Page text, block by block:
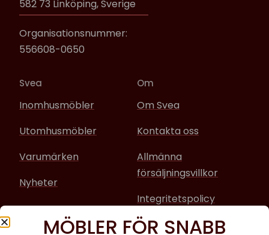
582 73 Linköping, Sverige
Organisationsnummer:
556608-0650
Svea
Inomhusmöbler
Utomhusmöbler
Varumärken
Nyheter
Om
Om Svea
Kontakta oss
Allmänna
försäljningsvillkor
Integritetspolicy
MÖBLER FÖR SNABB